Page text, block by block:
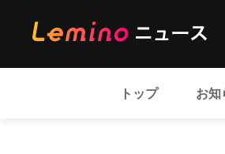
トップ お知